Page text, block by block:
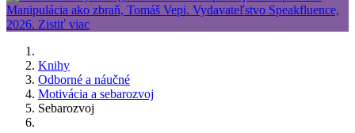
Knihy
Odborné a náučné
Motivácia a sebarozvoj
Sebarozvoj